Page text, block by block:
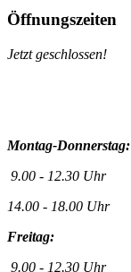
Öffnungszeiten
Jetzt geschlossen!
Montag-Donnerstag:
9.00 - 12.30 Uhr
14.00 - 18.00 Uhr
Freitag:
9.00 - 12.30 Uhr